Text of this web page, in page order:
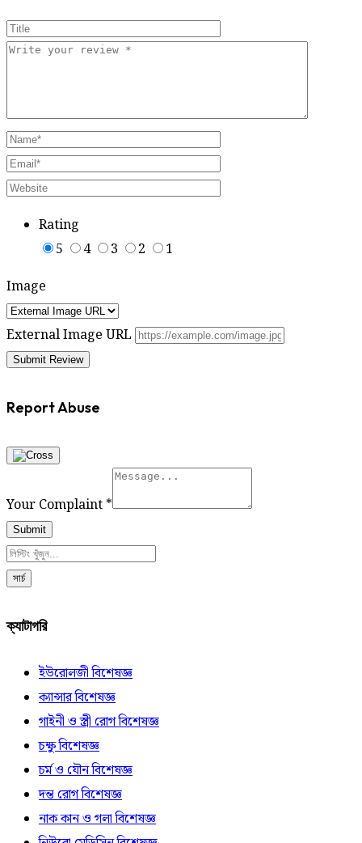
Rating
5
4 3 2
1
Image
External Image URL
Report Abuse
Your Complaint *
Submit
সার্চ
ক্যাটাগরি
ইউরোলজী বিশেষজ্ঞ
ক্যান্সার বিশেষজ্ঞ
গাইনী ও স্ত্রী রোগ বিশেষজ্ঞ
চক্ষু বিশেষজ্ঞ
চর্ম ও যৌন বিশেষজ্ঞ
দন্ত রোগ বিশেষজ্ঞ
নাক কান ও গলা বিশেষজ্ঞ